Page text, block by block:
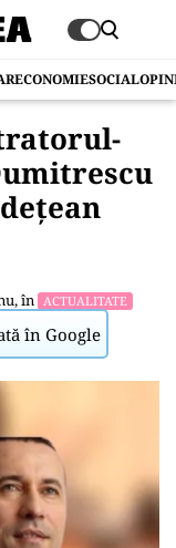
ECONOMIESOCIAL
, în ACTUALITATE
în Google